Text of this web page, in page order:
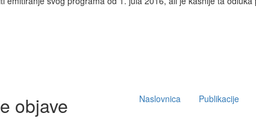
objave Main
Naslovnica Publikacije